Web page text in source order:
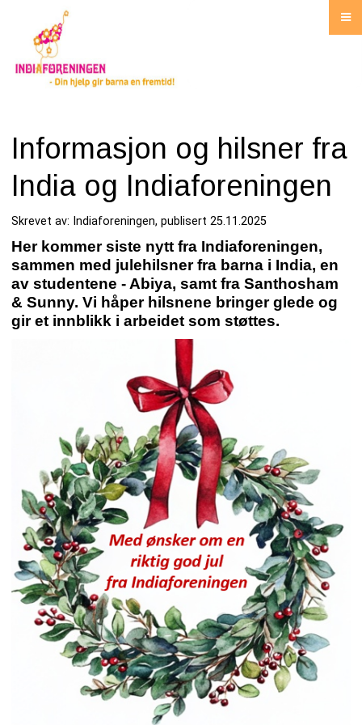
Informasjon og hilsner fra
India og Indiaforeningen
Skrevet av: Indiaforeningen, publisert 25.11.2025
Her kommer siste nytt fra Indiaforeningen,
sammen med julehilsner fra barna i India, en
av studentene - Abiya, samt fra Santhosham
& Sunny. Vi håper hilsnene bringer glede og
gir et innblikk i arbeidet som støttes.